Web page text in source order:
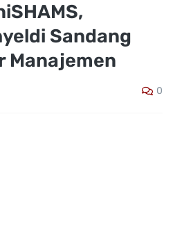
Sandang
Manajemen
0